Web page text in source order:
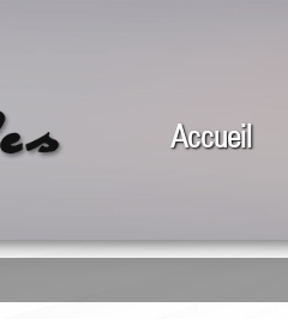
Accueil